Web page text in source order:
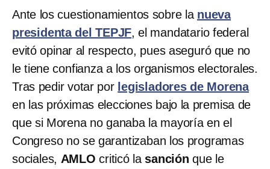
Ante los cuestionamientos sobre la nueva
presidenta del TEPJF, el mandatario federal
evitó opinar al respecto, pues aseguró que no
le tiene confianza a los organismos electorales.
Tras pedir votar por legisladores de Morena
en las próximas elecciones bajo la premisa de
que si Morena no ganaba la mayoría en el
Congreso no se garantizaban los programas
sociales, AMLOcriticó la sanciónque le